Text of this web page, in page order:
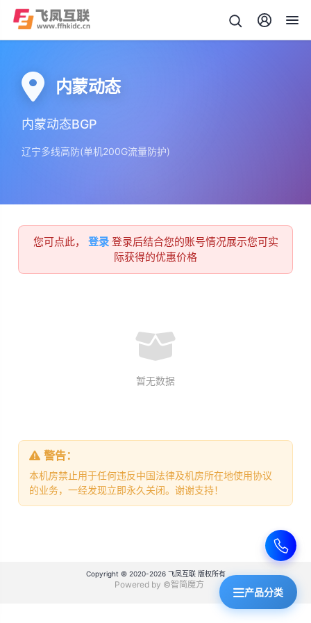
内蒙动态
内蒙动态BGP
辽宁多线高防(单机200G流量防护)
产品分类
您可点此， 登录 登录后结合您的账号情况展示您可实
际获得的优惠价格
暂无数据
警告：
本机房禁止用于任何违反中国法律及机房所在地使用协议
的业务，一经发现立即永久关闭。谢谢支持！
Copyright © 2020-2026 飞凤互联 版权所有
Powered by ©智简魔方